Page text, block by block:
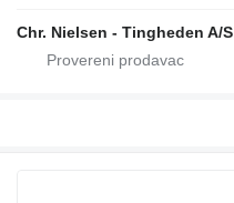
Chr. Nielsen - Tingheden A/S